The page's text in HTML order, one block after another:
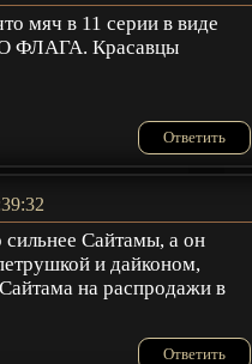
мяч в 11 серии в виде
Красавцы
Ответить
сильнее Сайтамы, а он
и дайконом,
на распродажи в
Ответить